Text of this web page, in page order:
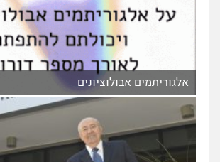
אלגוריתמים אבולוציונים